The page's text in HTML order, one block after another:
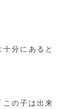
分にあると
の子は出来